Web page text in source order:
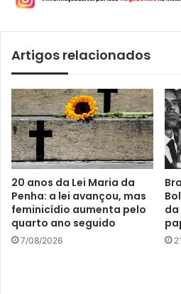
Artigos relacionados
20 anos da Lei Maria da
Penha: a lei avançou, mas
feminicídio aumenta pelo
quarto ano seguido
7/08/2026
da